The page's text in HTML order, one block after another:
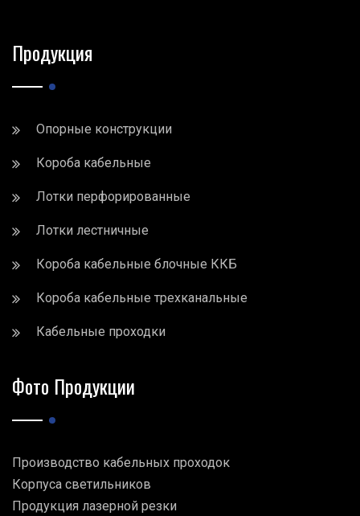
Продукция
Опорные конструкции
Короба кабельные
Лотки перфорированные
Лотки лестничные
Короба кабельные блочные ККБ
Короба кабельные трехканальные
Кабельные проходки
Фото Продукции
Производство кабельных проходок
Корпуса светильников
Продукция лазерной резки